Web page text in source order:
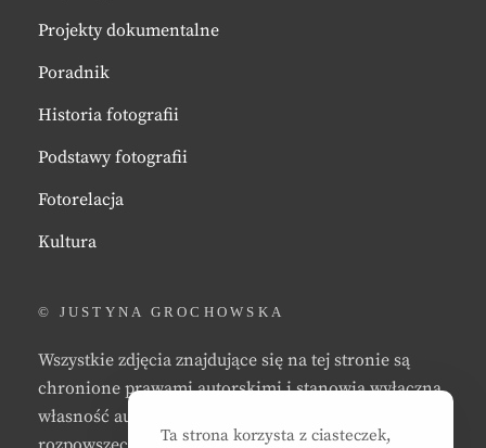
Projekty dokumentalne
Poradnik
Historia fotografii
Podstawy fotografii
Fotorelacja
Kultura
© JUSTYNA GROCHOWSKA
Wszystkie zdjęcia znajdujące się na tej stronie są
chronione prawami autorskimi i stanowią wyłączną
własność autora strony. Zabrania się kopiowania,
Ta strona korzysta z ciasteczek,